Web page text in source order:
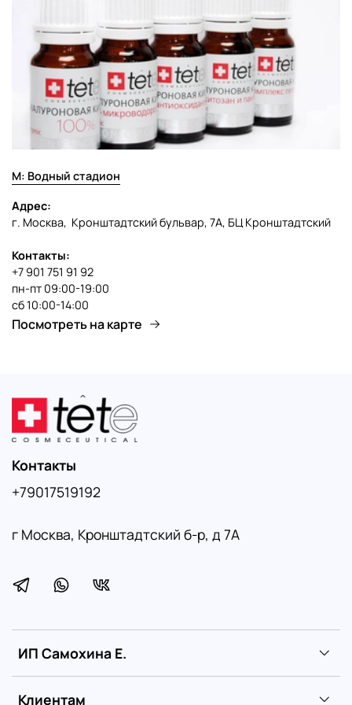
Перерыв между курсами – 3 месяца.
Состав
AQUA, PLANT STEM CELL, COCO-GLUCOSIDE,
GLAUCINE, CAFFEINE, COENZYME A, CARNITINE,
EUGLENA GRACILIS EXTRACT, GLAUCIUM
FLAVUM LEAF EXTRACT, SODIUM POLYSTYRENE
SULFONATE, SORGHUM BICOLOR STARK JUICE,
METHYLISOTHIAZOLINONE, IODOPROPYLYN
BUTYCARBAMATE
М: Водный стадион
Адрес:
г. Москва, Кронштадтский бульвар, 7А, БЦ Кронштадтский
Контакты:
+7 901 751 91 92
пн-пт 09:00-19:00
сб 10:00-14:00
Посмотреть на карте
ИП Самохина Е.
Клиентам
Контакты
+79017519192
г Москва, Кронштадтский б-р, д 7А